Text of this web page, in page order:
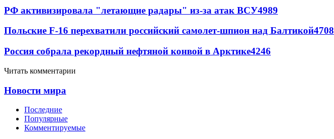
РФ активизировала "летающие радары" из-за атак ВСУ4989
Польские F-16 перехватили российский самолет-шпион над Балтикой4708
Россия собрала рекордный нефтяной конвой в Арктике4246
Читать комментарии
Новости мира
Последние
Популярные
Комментируемые